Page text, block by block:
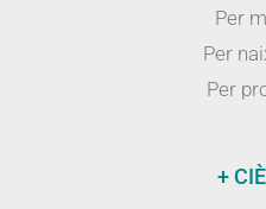
Per
Per
Per
+